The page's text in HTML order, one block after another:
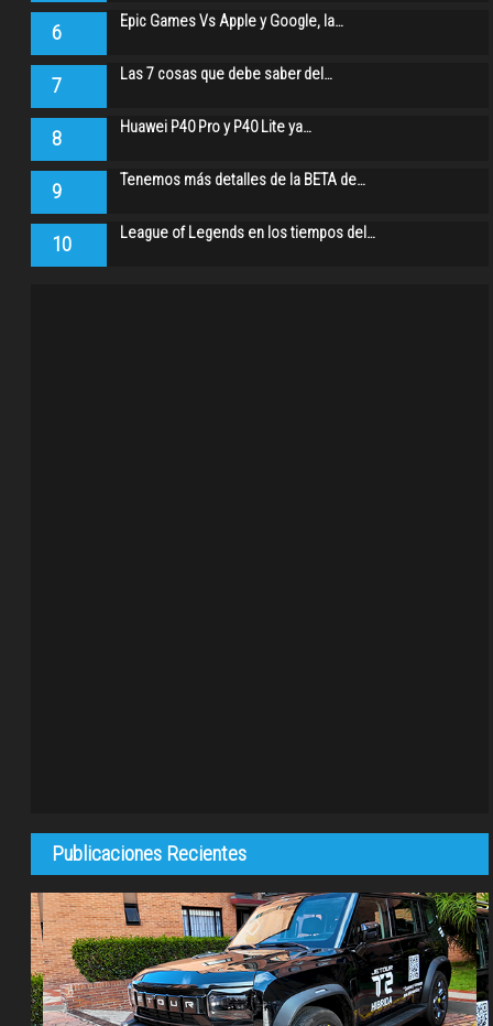
6 Epic Games Vs Apple y Google, la…
7 Las 7 cosas que debe saber del…
8 Huawei P40 Pro y P40 Lite ya…
9 Tenemos más detalles de la BETA de…
10 League of Legends en los tiempos del…
Publicaciones Recientes